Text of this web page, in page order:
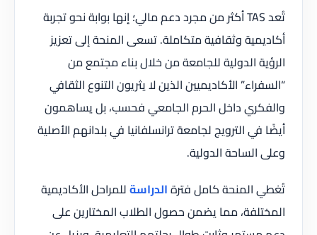
تُعد TAS أكثر من مجرد دعم مالي؛ إنها بوابة نحو تجربة
أكاديمية وثقافية متكاملة. تسعى المنحة إلى تعزيز
الرؤية الدولية للجامعة من خلال بناء مجتمع من
“السفراء” الأكاديميين الذين لا يثريون التنوع الثقافي
والفكري داخل الحرم الجامعي فحسب، بل يساهمون
أيضًا في الترويج لجامعة ترانسلفانيا في بلدانهم الأصلية
وعلى الساحة الدولية.
تُغطي المنحة كامل فترةالدراسةللمراحل الأكاديمية
المختلفة، مما يضمن حصول الطلاب المختارين على